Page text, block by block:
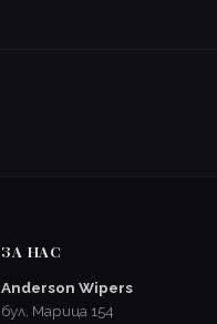
ЗА НАС
Anderson Wipers
бул. Марица 154